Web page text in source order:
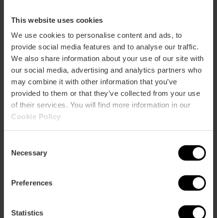
This website uses cookies
We use cookies to personalise content and ads, to
provide social media features and to analyse our traffic.
We also share information about your use of our site with
our social media, advertising and analytics partners who
may combine it with other information that you’ve
provided to them or that they’ve collected from your use
of their services. You will find more information in our
Cookie Policy
Selection
Necessary
Preferences
Statistics
Billets Combinés: Oceanogràfic & Musée
des Sciences
4.8 - 277 avis
10% rabais VLC Tourist Card